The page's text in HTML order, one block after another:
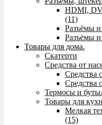
HDMI,
(11)
Разъёмы
Разъёмы
Товары для дома.
Скатерти
Средства от
Средства
Средства
Термосы и
Товары для
Мелкая
(15)